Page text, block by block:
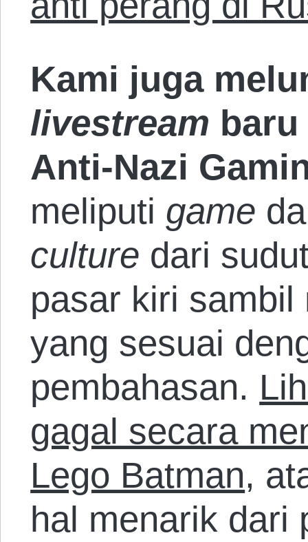
Kami juga
livestream
Anti-Nazi
meliputi game
culture dari
pasar kiri
yang sesuai
pembahasan.
gagal secara
Lego Batman,
hal menarik dari